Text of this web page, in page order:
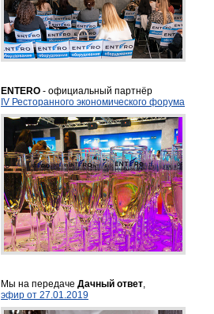
ENTERO - официальный партнёр
IV Ресторанного экономического форума
Мы на передаче Дачный ответ,
эфир от 27.01.2019